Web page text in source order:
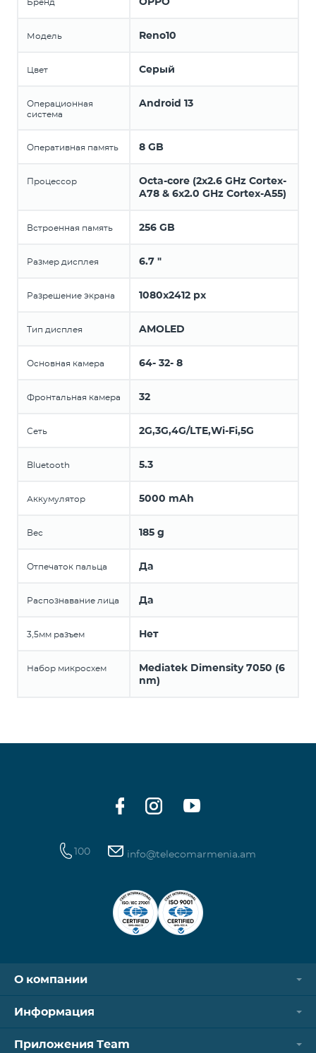
Модель Reno10
Цвет Серый
Операционная
система
Android 13
Оперативная память 8 GB
Процессор
Octa-core (2x2.6 GHz Cortex-
A78 & 6x2.0 GHz Cortex-A55)
Встроенная память 256 GB
Размер дисплея 6.7 "
Разрешение экрана 1080x2412 px
Тип дисплея AMOLED
Основная камера 64- 32- 8
Фронтальная камера 32
Сеть 2G,3G,4G/LTE,Wi-Fi,5G
Bluetooth 5.3
Аккумулятор 5000 mAh
Вес 185 g
Отпечаток пальца Да
Распознавание лица Да
3,5мм разъем Нет
Набор микросхем
Mediatek Dimensity 7050 (6
nm)
100 info@telecomarmenia.am
О компании
Информация
Приложения Team